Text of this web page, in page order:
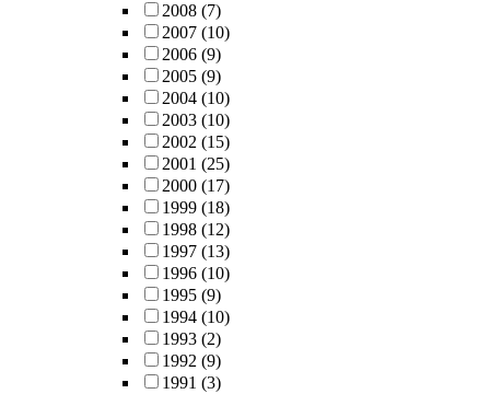
2008 (7)
2007 (10)
2006 (9)
2005 (9)
2004 (10)
2003 (10)
2002 (15)
2001 (25)
2000 (17)
1999 (18)
1998 (12)
1997 (13)
1996 (10)
1995 (9)
1994 (10)
1993 (2)
1992 (9)
1991 (3)